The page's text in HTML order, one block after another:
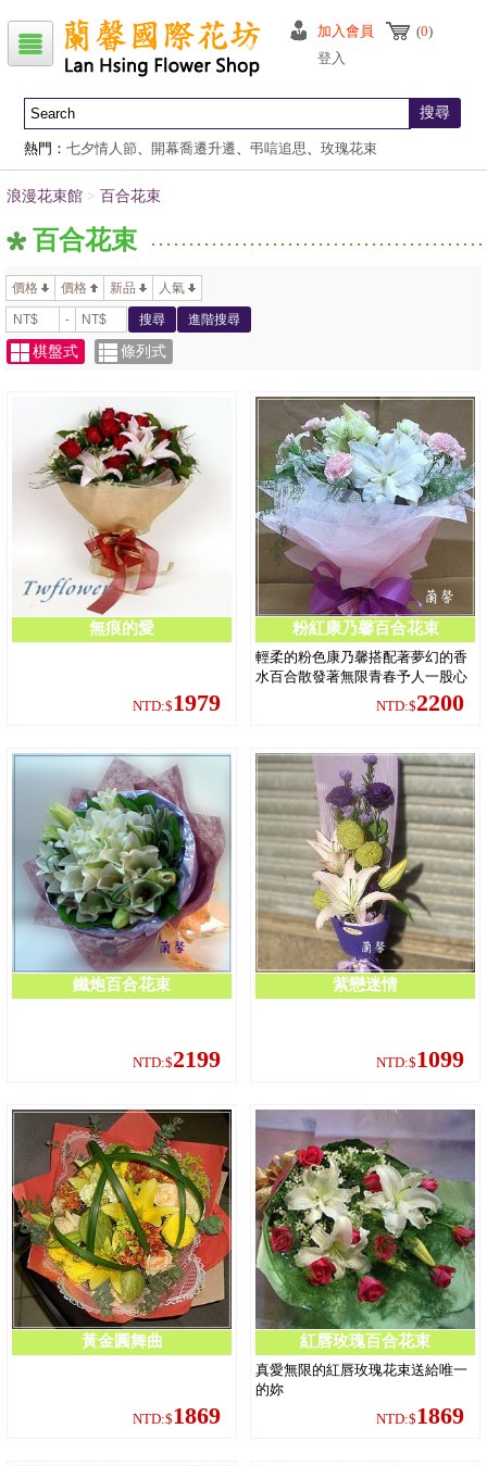
加入會員
登入
(0)
搜尋
熱門：七夕情人節、 開幕喬遷升遷、弔唁追思、玫瑰花束
浪漫花束館 > 百合花束
百合花束
價格 價格 新品 人氣
- 搜尋 進階搜尋
棋盤式 條列式
無痕的愛
NTD:$1979
粉紅康乃馨百合花束
輕柔的粉色康乃馨搭配著夢幻的香
水百合散發著無限青春予人一股心
曠神怡的清新感受。 適合生日禮物.
情人花禮.、祝賀、好友、結婚、父
NTD:$2200
鐵炮百合花束
NTD:$2199
紫戀迷情
NTD:$1099
黃金圓舞曲
NTD:$1869
紅唇玫瑰百合花束
真愛無限的紅唇玫瑰花束送給唯一
的妳
NTD:$1869